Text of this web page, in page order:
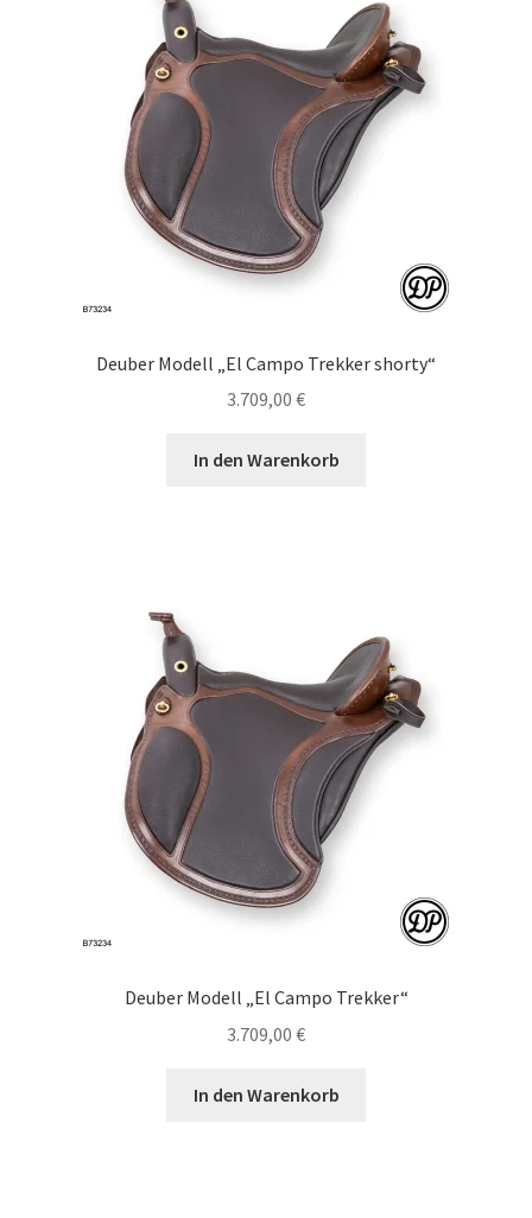
Deuber Modell „El Campo Trekker shorty“
3.709,00 €
In den Warenkorb
Deuber Modell „El Campo Trekker“
3.709,00 €
In den Warenkorb